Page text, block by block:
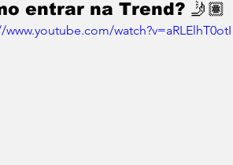
entrar na Trend? 🤳🏽
www.youtube.com/watch?v=aRLElhT0otI